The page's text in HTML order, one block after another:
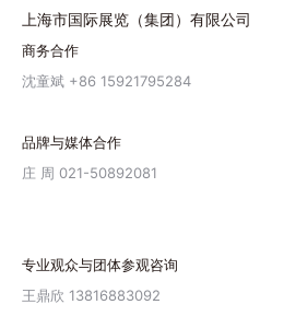
上海市国际展览（集团）有限公司
商务合作
沈童斌 +86 15921795284
品牌与媒体合作
庄 周 021-50892081
专业观众与团体参观咨询
王鼎欣 13816883092